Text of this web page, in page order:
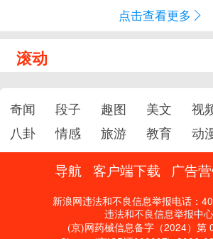
点击查看更多
滚动
奇闻 段子 趣图 美文 视
八卦
情感 旅游 教育 动
导航 客户端下载 广告
新浪网违法和不良信息举报电话：
违法和不良信息举报中心
(京)网药械信息备字（2024）第